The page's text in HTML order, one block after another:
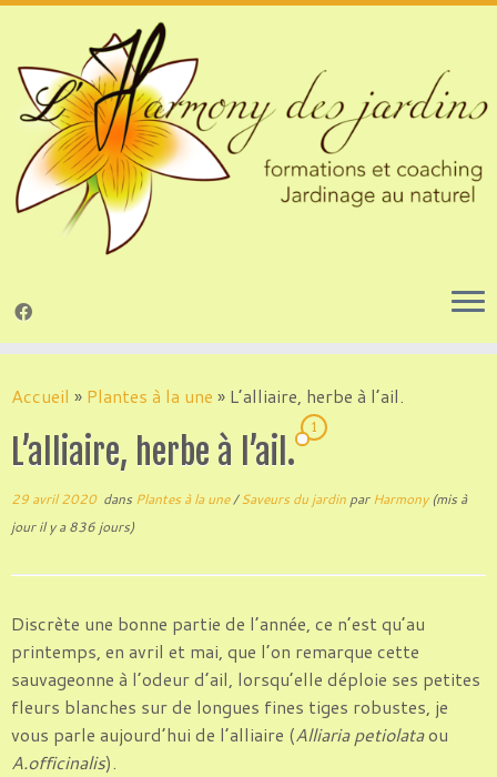
auAccueil » Plantes à la une » L’alliaire, herbe à l’ail.
L’alliaire, herbe à l’ail.
1
29 avril 2020dans Plantes à la une/Saveurs du jardin parHarmony(mis à
jour il y a 836 jours)
Discrète une bonne partie de l’année, ce n’est qu’au
printemps, en avril et mai, que l’on remarque cette
sauvageonne à l’odeur d’ail, lorsqu’elle déploie ses petites
fleurs blanches sur de longues fines tiges robustes, je
vous parle aujourd’hui de l’alliaire (Alliaria petiolataou
A.officinalis).